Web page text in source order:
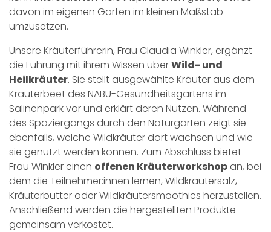
davon im eigenen Garten im kleinen Maßstab
umzusetzen.
Unsere Kräuterführerin, Frau Claudia Winkler, ergänzt
die Führung mit ihrem Wissen überWild- und
Heilkräuter. Sie stellt ausgewählte Kräuter aus dem
Kräuterbeet des NABU-Gesundheitsgartens im
Salinenpark vor und erklärt deren Nutzen. Während
des Spaziergangs durch den Naturgarten zeigt sie
ebenfalls, welche Wildkräuter dort wachsen und wie
sie genutzt werden können. Zum Abschluss bietet
Frau Winkler einen offenen Kräuterworkshopan, bei
dem die Teilnehmer:innen lernen, Wildkräutersalz,
Kräuterbutter oder Wildkräutersmoothies herzustellen.
Anschließend werden die hergestellten Produkte
gemeinsam verkostet.